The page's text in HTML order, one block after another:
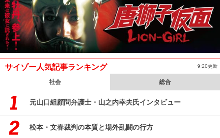
サイゾー人気記事ランキング 9:20更新
社会 総合
元山口組顧問弁護士・山之内幸夫氏インタビュー
松本・文春裁判の本質と場外乱闘の行方